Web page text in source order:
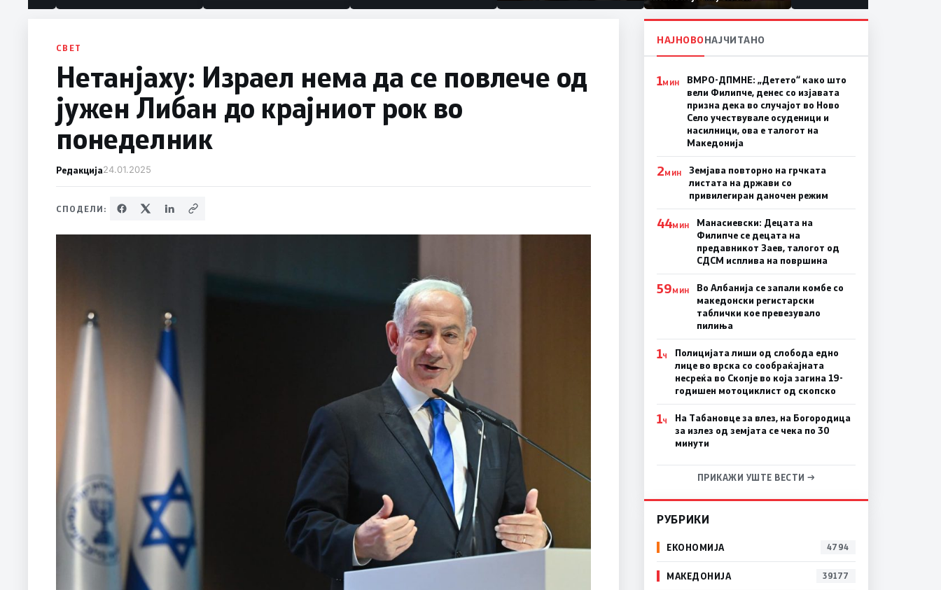
половина тунел во слепа
првачиња помалку
СВЕТ
Нетанјаху: Израел нема да се повлече од
јужен Либан до крајниот рок во
понеделник
Редакција24.01.2025
СПОДЕЛИ:
НАЈНОВОНАЈЧИТАНО
1МИН
ВМРО-ДПМНЕ: „Детето“ како што
вели Филипче, денес со изјавата
призна дека во случајот во Ново
Село учествувале осуденици и
насилници, ова е талогот на
Македонија
2МИН
Земјава повторно на грчката
листата на држави со
привилегиран даночен режим
44МИН
Манасиевски: Децата на
Филипче се децата на
предавникот Заев, талогот од
СДСМ исплива на површина
59МИН
Во Албанија се запали комбе со
македонски регистарски
таблички кое превезувало
пилиња
1Ч
Полицијата лиши од слобода едно
лице во врска со сообраќајната
несреќа во Скопје во која загина 19-
годишен мотоциклист од скопско
1Ч
На Табановце за влез, на Богородица
за излез од земјата се чека по 30
минути
ПРИКАЖИ УШТЕ ВЕСТИ →
РУБРИКИ
ЕКОНОМИЈА 4794
МАКЕДОНИЈА 39177